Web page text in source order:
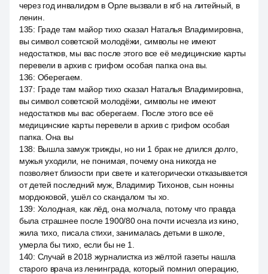
через год инвалидом в Орле вызвали в кгб на литейный, в
ленин.
135: Граде там майор тихо сказал Наталья Владимировна,
вы символ советской молодёжи, символы не имеют
недостатков, мы вас после этого все её медицинские карты
перевели в архив с грифом особая папка она вы.
136: Оберегаем.
137: Граде там майор тихо сказал Наталья Владимировна,
вы символ советской молодёжи, символы не имеют
недостатков мы вас оберегаем. После этого все её
медицинские карты перевели в архив с грифом особая
папка. Она вы
138: Вышла замуж трижды, но ни 1 брак не длился долго,
мужья уходили, не понимая, почему она никогда не
позволяет близости при свете и категорически отказывается
от детей последний муж, Владимир Тихонов, сын нонны
мордюковой, ушёл со скандалом ты хо.
139: Холодная, как лёд, она молчала, потому что правда
была страшнее после 1900/80 она почти исчезла из кино,
жила тихо, писала стихи, занималась детьми в школе,
умерла бы тихо, если бы не 1.
140: Случай в 2018 журналистка из жёлтой газеты нашла
старого врача из ленинграда, который помнил операцию,